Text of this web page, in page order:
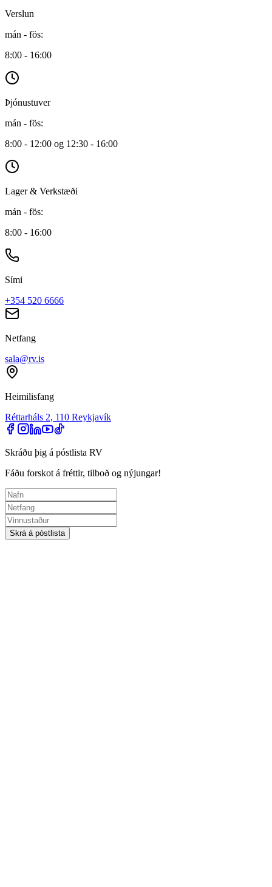
Verslun
mán - fös:
8:00 - 16:00
Þjónustuver
mán - fös:
8:00 - 12:00 og 12:30 - 16:00
Lager & Verkstæði
mán - fös:
8:00 - 16:00
Sími
+354 520 6666
Netfang
sala@rv.is
Heimilisfang
Réttarháls 2, 110 Reykjavík
Skráðu þig á póstlista RV
Fáðu forskot á fréttir, tilboð og nýjungar!
Skrá á póstlista